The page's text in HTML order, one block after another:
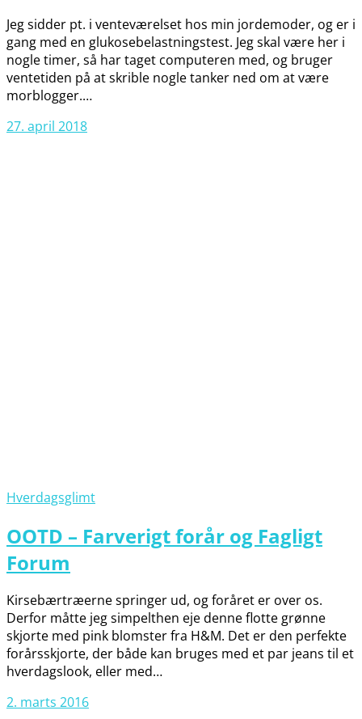
Jeg sidder pt. i venteværelset hos min jordemoder, og er i
gang med en glukosebelastningstest. Jeg skal være her i
nogle timer, så har taget computeren med, og bruger
ventetiden på at skrible nogle tanker ned om at være
morblogger.…
27. april 2018
Hverdagsglimt
OOTD – Farverigt forår og Fagligt
Forum
Kirsebærtræerne springer ud, og foråret er over os.
Derfor måtte jeg simpelthen eje denne flotte grønne
skjorte med pink blomster fra H&M. Det er den perfekte
forårsskjorte, der både kan bruges med et par jeans til et
hverdagslook, eller med…
2. marts 2016